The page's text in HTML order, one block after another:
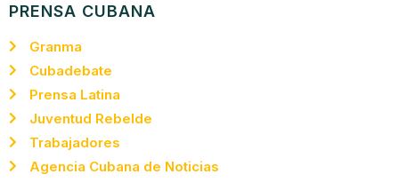
PRENSA CUBANA
Granma
Cubadebate
Prensa Latina
Juventud Rebelde
Trabajadores
Agencia Cubana de Noticias